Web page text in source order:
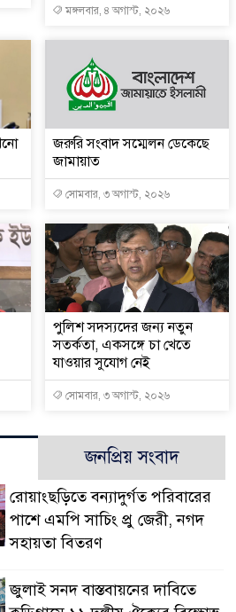
মঙ্গলবার, ৪ অগাস্ট, ২০২৬
জরুরি সংবাদ সম্মেলন ডেকেছে
জামায়াত
সোমবার, ৩ অগাস্ট, ২০২৬
পুলিশ সদস্যদের জন্য নতুন
সতর্কতা, একসঙ্গে চা খেতে
যাওয়ার সুযোগ নেই
সোমবার, ৩ অগাস্ট, ২০২৬
জনপ্রিয় সংবাদ
রোয়াংছড়িতে বন্যাদুর্গত পরিবারের
পাশে এমপি সাচিং প্রু জেরী, নগদ
সহায়তা বিতরণ
জুলাই সনদ বাস্তবায়নের দাবিতে